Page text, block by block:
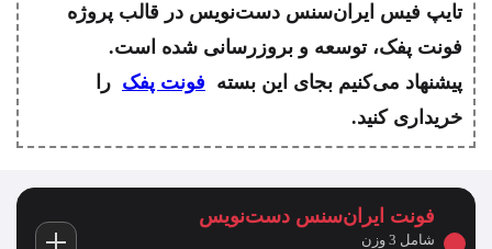
تایپ فیس ایران‌سنس دست‌نویس در قالب پروژه
فونت پفک، توسعه و بروزرسانی شده است.
پیشنهاد می‌کنیم بجای این بسته فونت پفک را
خریداری کنید.
فونت ایران‌سنس دست‌نویس
شامل 3 وزن